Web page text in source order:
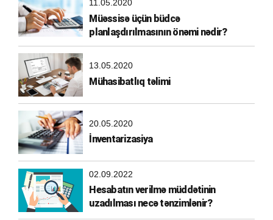
11.05.2020
Müəssisə üçün büdcə
planlaşdırılmasının önəmi nədir?
13.05.2020
Mühasibatlıq təlimi
20.05.2020
İnventarizasiya
02.09.2022
Hesabatın verilmə müddətinin
uzadılması necə tənzimlənir?